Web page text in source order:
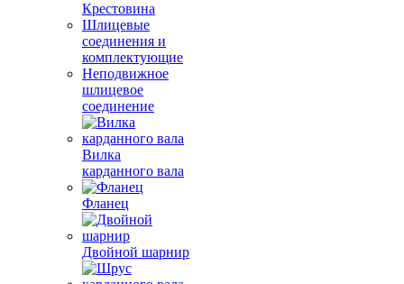
Крестовина
Шлицевые
соединения и
комплектующие
Неподвижное
шлицевое
соединение
Вилка
карданного вала
Фланец
Двойной шарнир